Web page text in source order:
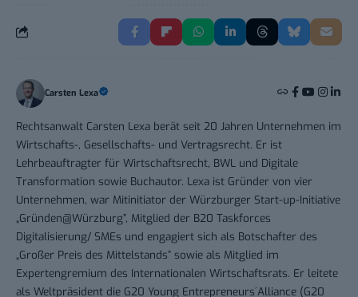
Carsten Lexa
Rechtsanwalt Carsten Lexa berät seit 20 Jahren Unternehmen im
Wirtschafts-, Gesellschafts- und Vertragsrecht. Er ist
Lehrbeauftragter für Wirtschaftsrecht, BWL und Digitale
Transformation sowie Buchautor. Lexa ist Gründer von vier
Unternehmen, war Mitinitiator der Würzburger Start-up-Initiative
„Gründen@Würzburg”, Mitglied der B20 Taskforces
Digitalisierung/ SMEs und engagiert sich als Botschafter des
„Großer Preis des Mittelstands” sowie als Mitglied im
Expertengremium des Internationalen Wirtschaftsrats. Er leitete
als Weltpräsident die G20 Young Entrepreneurs´Alliance (G20